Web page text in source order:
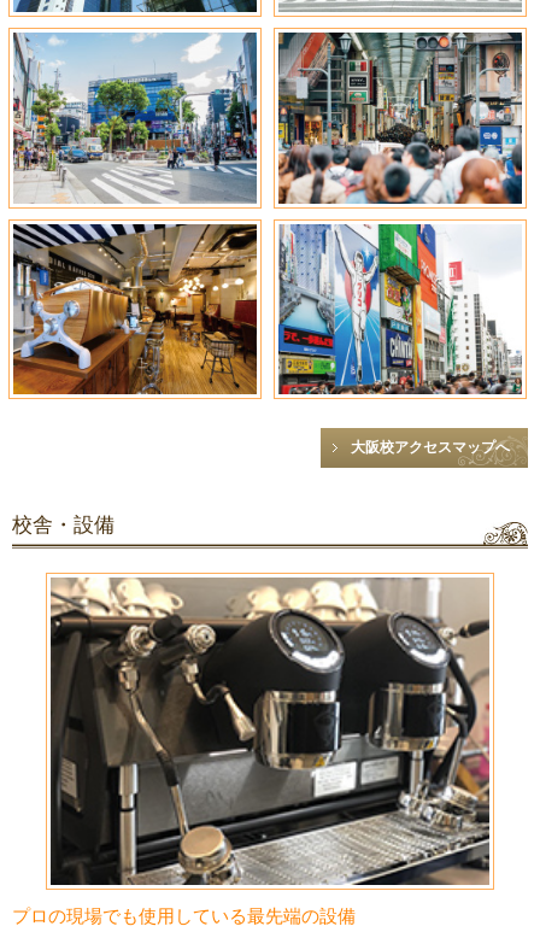
大阪校アクセスマップへ
校舎・設備
プロの現場でも使用している最先端の設備